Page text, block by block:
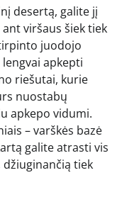
desertą, galite jį
viršaus šiek tiek
juodojo
apkepti
riešutai, kurie
nuostabų
apkepo vidumi.
– varškės bazė
galite atrasti vis
tiek